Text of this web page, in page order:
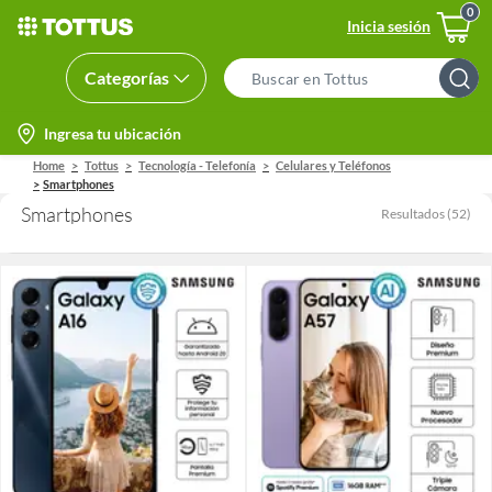
Inicia sesión
Categorías
Search
Bar
location-
icon
Ingresa tu ubicación
Home Tottus Tecnología - Telefonía
Celulares y Teléfonos
Smartphones
Smartphones Resultados (52)